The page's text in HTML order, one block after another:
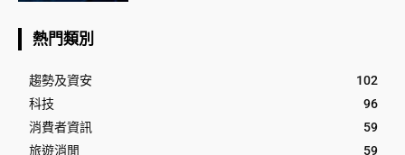
熱門類別
趨勢及資安
102
科技
96
消費者資訊
59
旅遊消閒
59